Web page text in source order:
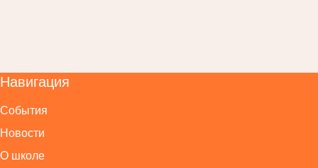
Навигация
События
Новости
О школе